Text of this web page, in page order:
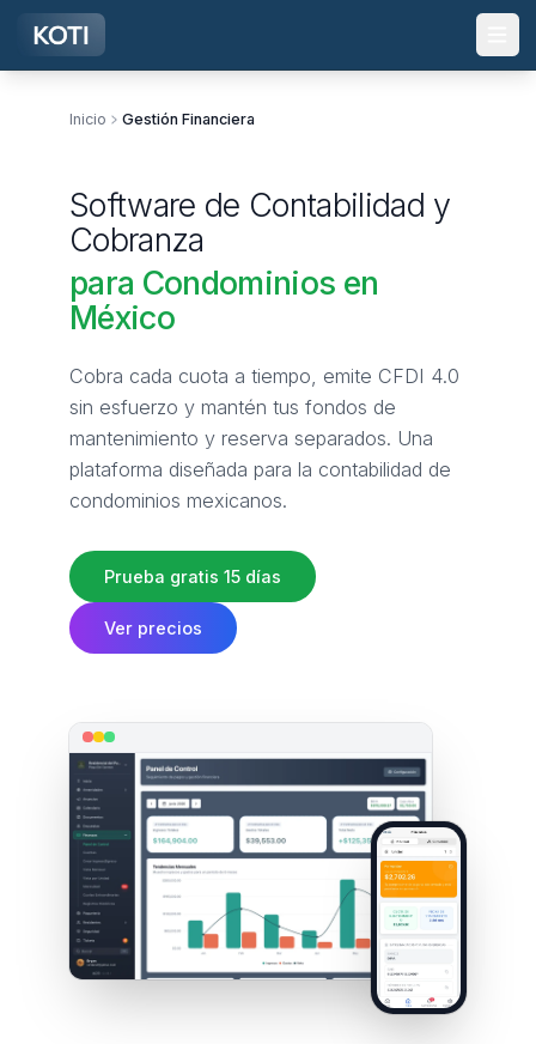
Ir al contenido principal
Inicio Gestión Financiera
Software de Contabilidad y
Cobranza
para Condominios en
México
Cobra cada cuota a tiempo, emite CFDI 4.0
sin esfuerzo y mantén tus fondos de
mantenimiento y reserva separados. Una
plataforma diseñada para la contabilidad de
condominios mexicanos.
Prueba gratis 15 días
Ver precios